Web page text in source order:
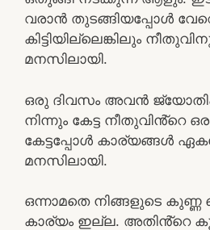
വരാൻ തുടങ്ങിയപ്പോൾ
കിട്ടിയില്ലെങ്കിലും
മനസിലായി.
ഒരു ദിവസം അവൻ
നിന്നും കേട്ട
കേട്ടപ്പോൾ കാര്യങ്ങൾ
മനസിലായി.
ഒന്നാമതെ നിങ്ങളുടെ
കാര്യം ഇല്ല. അതിൻ്റെ